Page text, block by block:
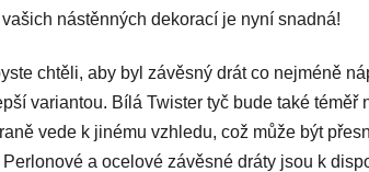
nástěnných dekorací je nyní snadná!
chtěli, aby byl závěsný drát co nejméně
variantou. Bílá Twister tyč bude také téměř
vede k jinému vzhledu, což může být
Perlonové a ocelové závěsné dráty jsou k